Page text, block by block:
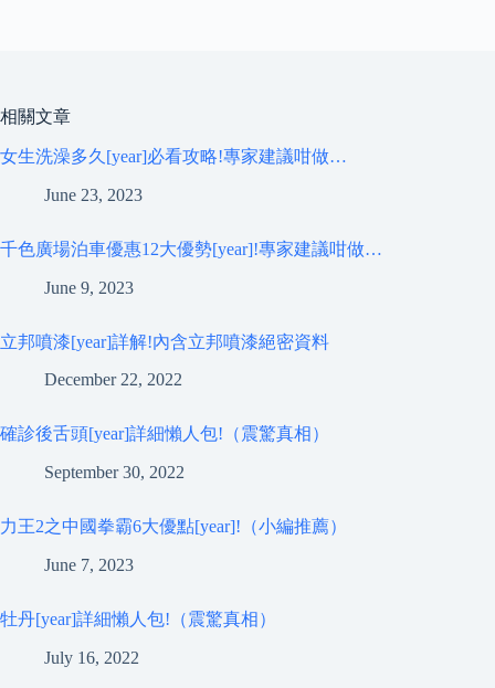
相關文章
女生洗澡多久[year]必看攻略!專家建議咁做…
June 23, 2023
千色廣場泊車優惠12大優勢[year]!專家建議咁做…
June 9, 2023
立邦噴漆[year]詳解!內含立邦噴漆絕密資料
December 22, 2022
確診後舌頭[year]詳細懶人包!（震驚真相）
September 30, 2022
力王2之中國拳霸6大優點[year]!（小編推薦）
June 7, 2023
牡丹[year]詳細懶人包!（震驚真相）
July 16, 2022